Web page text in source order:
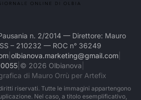
n. 2/2014 — Direttore: Mauro
– 210232 — ROC n° 36249
olbianova.marketing@gmail.com
| © 2026 Olbianova
di Mauro Orrù per Artefix
riservati. Tutte le immagini appartengono
Nel caso, a titolo esemplificativo,